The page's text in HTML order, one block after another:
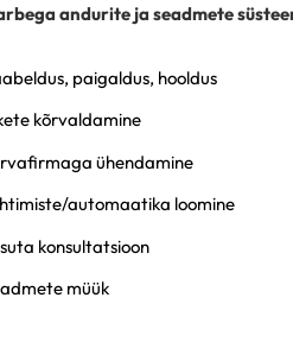
andurite ja seadmete
paigaldus, hooldus
kõrvaldamine
ühendamine
automaatika loomine
konsultatsioon
müük